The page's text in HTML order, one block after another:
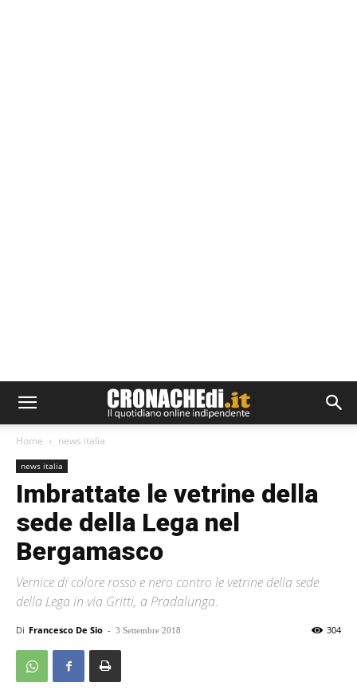
Home news italia
news italia
Imbrattate le vetrine della
sede della Lega nel
Bergamasco
Vernice di colore rosso e nero contro le vetrine della sede
della Lega in via Gritti, a Pradalunga.
Di Francesco De Sio - 3 Settembre 2018 304